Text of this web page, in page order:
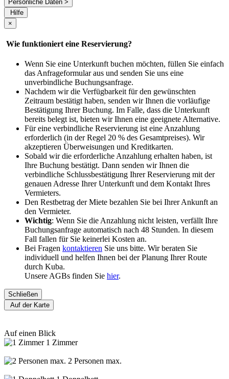
Persönliche Daten >
Hilfe
×
Wie funktioniert eine Reservierung?
Wenn Sie eine Unterkunft buchen möchten, füllen Sie einfach
das Anfrageformular aus und senden Sie uns eine
unverbindliche Buchungsanfrage.
Nachdem wir die Verfügbarkeit für den gewünschten
Zeitraum bestätigt haben, senden wir Ihnen die vorläufige
Bestätigung Ihrer Buchung. Im Falle, dass die Unterkunft
bereits belegt ist, bieten wir Ihnen eine geeignete Alternative.
Für eine verbindliche Reservierung ist eine Anzahlung
erforderlich (in der Regel 20 % des Gesamtpreises). Wir
akzeptieren Überweisungen und Kreditkarten.
Sobald wir die erforderliche Anzahlung erhalten haben, ist
Ihre Buchung bestätigt. Dann senden wir Ihnen die
verbindliche Schlussbestätigung Ihrer Reservierung mit der
genauen Adresse Ihrer Unterkunft und dem Kontakt Ihres
Vermieters.
Den Restbetrag der Miete bezahlen Sie bei Ihrer Ankunft an
den Vermieter.
Wichtig: Wenn Sie die Anzahlung nicht leisten, verfällt Ihre
Buchungsanfrage automatisch nach 48 Stunden. In diesem
Fall fallen für Sie keinerlei Kosten an.
Bei Fragen kontaktieren Sie uns bitte. Wir beraten Sie
individuell und helfen Ihnen bei der Planung Ihrer Route
durch Kuba.
Unsere AGBs finden Sie hier.
Schließen
Auf der Karte
Auf einen Blick
1 Zimmer
2 Personen max.